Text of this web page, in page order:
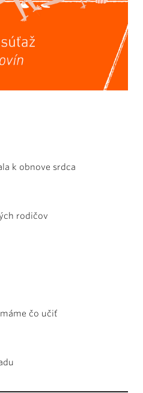
k obnove srdca
rodičov
čo učiť